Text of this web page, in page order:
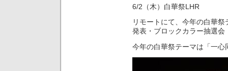
6/2（木）白華祭LHR
リモートにて、今年の白華
発表・ブロックカラー抽選
今年の白華祭テーマは「一